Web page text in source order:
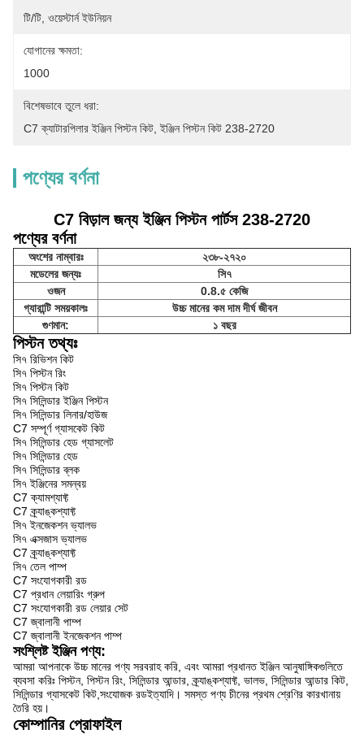
টি/টি, ওয়েস্টার্ন ইউনিয়ন
যোগানের ক্ষমতা:
1000
বিশেষভাবে তুলে ধরা:
C7 ক্যাটারপিলার ইঞ্জিন পিস্টন কিট , ইঞ্জিন পিস্টন কিট 238-2720
পণ্যের বর্ণনা
C7 বিড়াল জন্য ইঞ্জিন পিস্টন পার্টস 238-2720
পণ্যের বর্ণনা
অংশের নাম্বারঃ
২৩৮-২৭২০
মডেলের জন্যঃ
সি৭
ওজন
0.8.৫ কেজি
গ্যারান্টি সময়কালঃ
উচ্চ মানের কম দাম দীর্ঘ জীবন
গুণমান:
১ বছর
পিস্টন তথ্যঃ
সি৭ রিভিশন কিট
সি৭ পিস্টন রিং
সি৭ পিস্টন কিট
সি৭ সিলিন্ডার ইঞ্জিন পিস্টন
সি৭ সিলিন্ডার লিনার/হাউজ
C7 সম্পূর্ণ গ্যাসকেট কিট
সি৭ সিলিন্ডার হেড গ্যাসলেট
সি৭ সিলিন্ডার হেড
সি৭ সিলিন্ডার ব্লক
সি৭ ইঞ্জিনের সমন্বয়
C7 ক্যামশ্যাফ্ট
C7 ক্র্যাঙ্কশ্যাফ্ট
সি৭ ইনজেকশন ভ্যালভ
সি৭ এক্সজাস ভ্যালভ
C7 ক্র্যাঙ্কশ্যাফ্ট
সি৭ তেল পাম্প
C7 সংযোগকারী রড
C7 প্রধান লেয়ারিং গ্রুপ
C7 সংযোগকারী রড লেয়ার সেট
C7 জ্বালানী পাম্প
C7 জ্বালানী ইনজেকশন পাম্প
সংশ্লিষ্ট ইঞ্জিন পণ্য:
আমরা আপনাকে উচ্চ মানের পণ্য সরবরাহ করি, এবং আমরা প্রধানত ইঞ্জিন আনুষাঙ্গিকগুলিতে
ব্যবসা করিঃ পিস্টন, পিস্টন রিং, সিলিন্ডার আন্ডার, ক্র্যাঙ্কশ্যাফ্ট, ভালভ, সিলিন্ডার আন্ডার কিট,
সিলিন্ডার গ্যাসকেট কিট,সংযোজক রডইত্যাদি। সমস্ত পণ্য চীনের প্রথম শ্রেণির কারখানায়
তৈরি হয়।
কোম্পানির প্রোফাইল